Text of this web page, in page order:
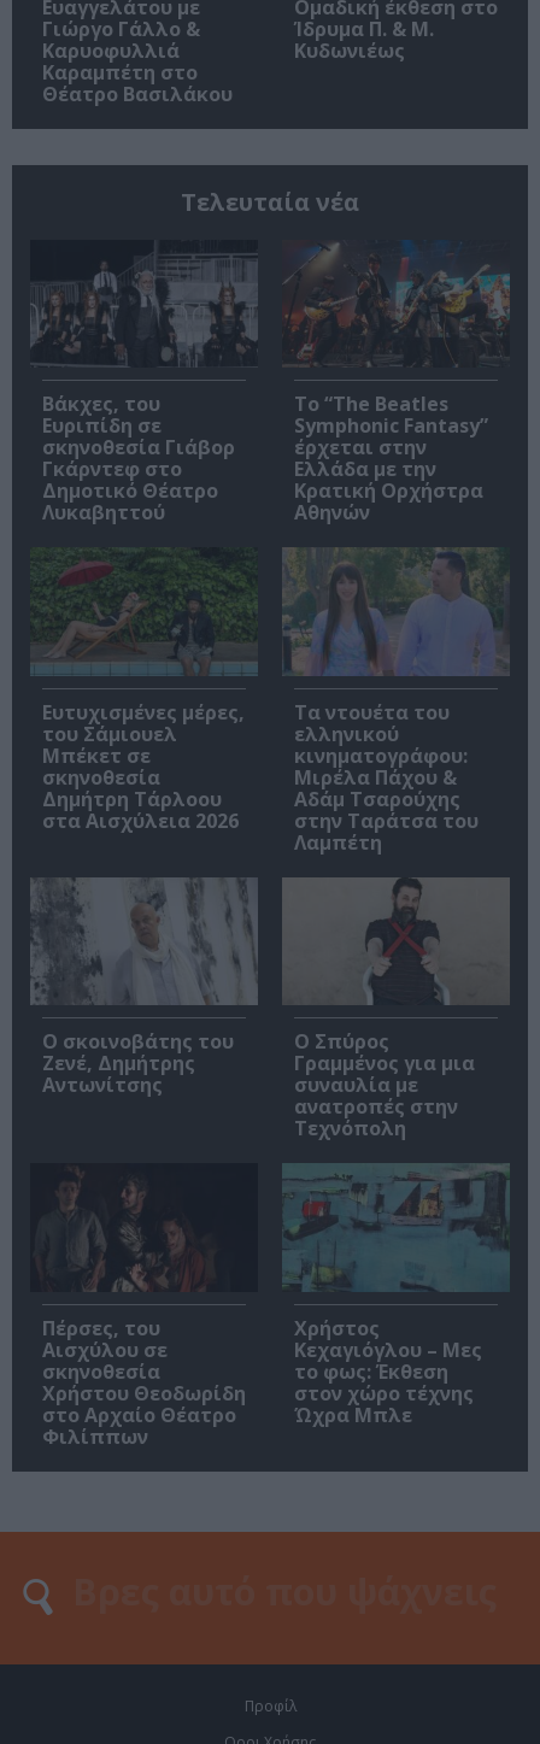
Ευαγγελάτου με
Γιώργο Γάλλο &
Καρυοφυλλιά
Καραμπέτη στο
Θέατρο Βασιλάκου
Ομαδική έκθεση στο
Ίδρυμα Π. & Μ.
Κυδωνιέως
Τελευταία νέα
Βάκχες, του
Ευριπίδη σε
σκηνοθεσία Γιάβορ
Γκάρντεφ στο
Δημοτικό Θέατρο
Λυκαβηττού
Το “The Beatles
Symphonic Fantasy”
έρχεται στην
Ελλάδα με την
Κρατική Ορχήστρα
Αθηνών
Ευτυχισμένες μέρες,
του Σάμιουελ
Μπέκετ σε
σκηνοθεσία
Δημήτρη Τάρλοου
στα Αισχύλεια 2026
Τα ντουέτα του
ελληνικού
κινηματογράφου:
Μιρέλα Πάχου &
Αδάμ Τσαρούχης
στην Ταράτσα του
Λαμπέτη
Ο σκοινοβάτης του
Ζενέ, Δημήτρης
Αντωνίτσης
Ο Σπύρος
Γραμμένος για μια
συναυλία με
ανατροπές στην
Τεχνόπολη
Πέρσες, του
Αισχύλου σε
σκηνοθεσία
Χρήστου Θεοδωρίδη
στο Αρχαίο Θέατρο
Φιλίππων
Χρήστος
Κεχαγιόγλου – Μες
το φως: Έκθεση
στον χώρο τέχνης
Ώχρα Μπλε
Προφίλ